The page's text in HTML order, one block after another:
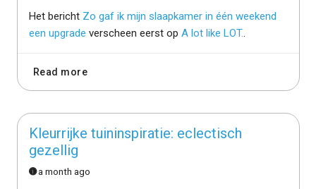
Het bericht Zo gaf ik mijn slaapkamer in één weekend
een upgrade verscheen eerst op A lot like LOT.
Read more
Kleurrijke tuininspiratie: eclectisch
gezellig
a month ago